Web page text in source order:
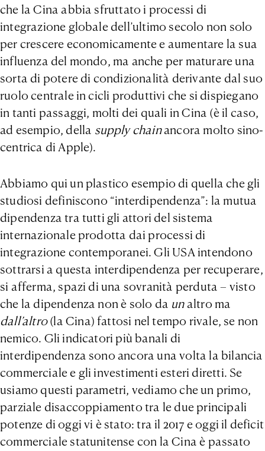
che la Cina abbia sfruttato i processi di
integrazione globale dell’ultimo secolo non solo
per crescere economicamente e aumentare la sua
influenza del mondo, ma anche per maturare una
sorta di potere di condizionalità derivante dal suo
ruolo centrale in cicli produttivi che si dispiegano
in tanti passaggi, molti dei quali in Cina (è il caso,
ad esempio, della supply chainancora molto sino-
centrica di Apple).
Abbiamo qui un plastico esempio di quella che gli
studiosi definiscono “interdipendenza”: la mutua
dipendenza tra tutti gli attori del sistema
internazionale prodotta dai processi di
integrazione contemporanei. Gli USA intendono
sottrarsi a questa interdipendenza per recuperare,
si afferma, spazi di una sovranità perduta – visto
che la dipendenza non è solo da un altro ma
dall’altro(la Cina) fattosi nel tempo rivale, se non
nemico. Gli indicatori più banali di
interdipendenza sono ancora una volta la bilancia
commerciale e gli investimenti esteri diretti. Se
usiamo questi parametri, vediamo che un primo,
parziale disaccoppiamento tra le due principali
potenze di oggi vi è stato: tra il 2017 e oggi il deficit
commerciale statunitense con la Cina è passato